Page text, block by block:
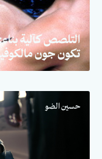
التلصص كآلية
تكون جون
حسين الضو